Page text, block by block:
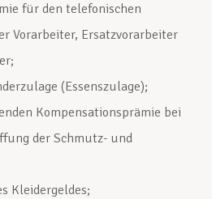
für den telefonischen
Vorarbeiter, Ersatzvorarbeiter
(Essenszulage);
Kompensationsprämie bei
der Schmutz- und
Kleidergeldes;